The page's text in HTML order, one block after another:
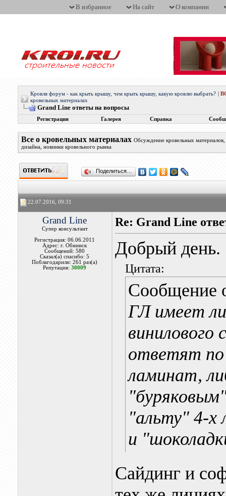
В избранное На сайт О компании
Кровля форум - как крыть крышу, чем крыть крышу, какую кровлю выбрать?
кровельных материалах
Grand Line ответы на вопросы
Регистрация Галерея Справка
Все о кровельных материалах Обсуждение кровельных
дизайна, новинки кровельного рынка
Поделиться…
22.07.2016, 09:31
Grand Line
Супер консультант
Регистрация: 06.06.2011
Адрес: г. Обнинск
Сообщений: 580
Сказал(а) спасибо: 5
Поблагодарили: 261 раз(а)
Репутация:30009
Re: Grand Line
Добрый день.
Цитата:
Сообщение
ГЛ имеет
ответят по
ламинат,
"альту" 4-х
и
Сайдинг и